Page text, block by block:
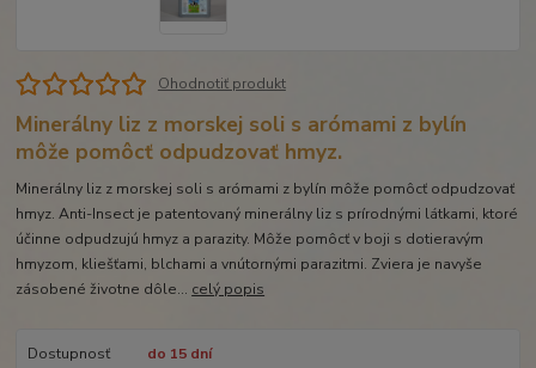
Ohodnotiť produkt
Minerálny liz z morskej soli s arómami z bylín
môže pomôcť odpudzovať hmyz.
Minerálny liz z morskej soli s arómami z bylín môže pomôcť odpudzovať
hmyz. Anti-Insect je patentovaný minerálny liz s prírodnými látkami, ktoré
účinne odpudzujú hmyz a parazity. Môže pomôcť v boji s dotieravým
hmyzom, kliešťami, blchami a vnútornými parazitmi. Zviera je navyše
zásobené životne dôle... celý popis
Dostupnosť do 15 dní